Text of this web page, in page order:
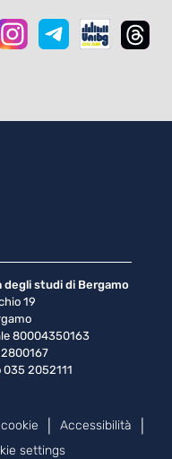
degli studi di Bergamo
19
80004350163
2052111
Accessibilità
settings